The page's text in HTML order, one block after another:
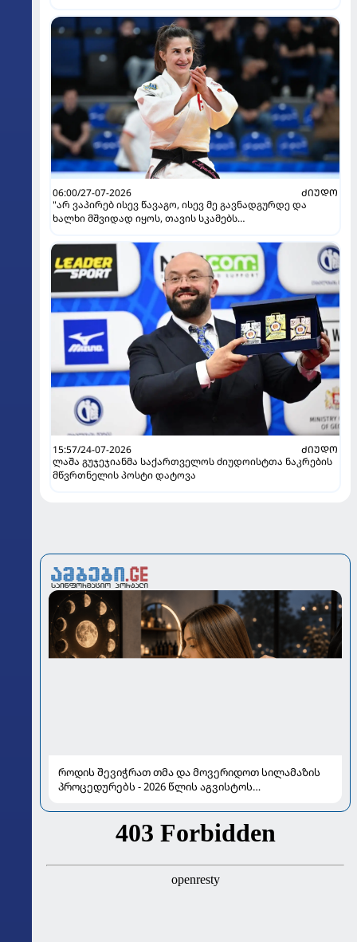
06:00/27-07-2026
ᲫᲘᲣᲓᲝ
"არ ვაპირებ ისევ წავაგო, ისევ მე გავნადგურდე და
ხალხი მშვიდად იყოს, თავის სკამებს
15:57/24-07-2026
ᲫᲘᲣᲓᲝ
ლაშა გუჯეჯიანმა საქართველოს ძიუდოისტთა ნაკრების
მწვრთნელის პოსტი დატოვა
როდის შევიჭრათ თმა და მოვერიდოთ სილამაზის
პროცედურებს - 2026 წლის აგვისტოს